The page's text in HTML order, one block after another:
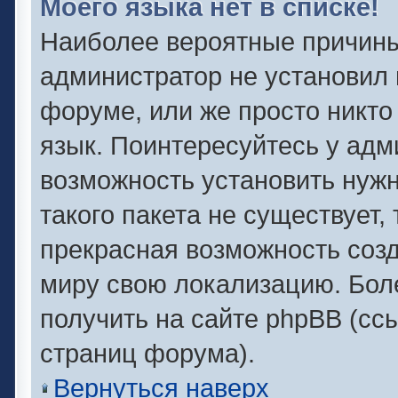
Моего языка нет в списке!
Наиболее вероятные
администратор не
форуме, или же просто
язык. Поинтересуйтесь у
возможность установить
такого пакета не
прекрасная возможность
миру свою локализацию.
получить на сайте phpBB
страниц форума).
Вернуться наверх